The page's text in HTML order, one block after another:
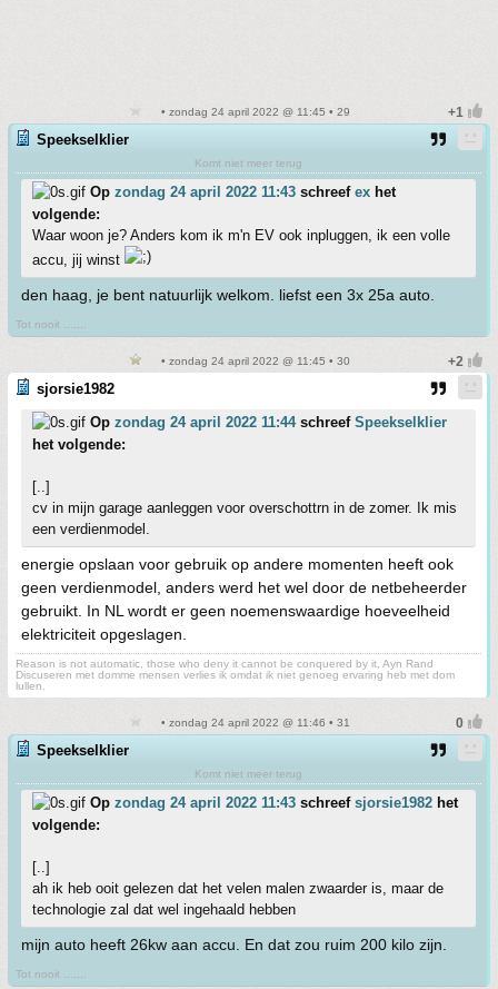
• zondag 24 april 2022 @ 11:45 • 29
Speekselklier
Komt niet meer terug
Op zondag 24 april 2022 11:43 schreef ex het
volgende:
Waar woon je? Anders kom ik m'n EV ook inpluggen, ik een volle
accu, jij winst
den haag, je bent natuurlijk welkom. liefst een 3x 25a auto.
Tot nooit .......
• zondag 24 april 2022 @ 11:45 • 30
sjorsie1982
Op zondag 24 april 2022 11:44schreef Speekselklier
het volgende:
[..]
cv in mijn garage aanleggen voor overschottrn in de zomer. Ik mis
een verdienmodel.
energie opslaan voor gebruik op andere momenten heeft ook
geen verdienmodel, anders werd het wel door de netbeheerder
gebruikt. In NL wordt er geen noemenswaardige hoeveelheid
elektriciteit opgeslagen.
Reason is not automatic, those who deny it cannot be conquered by it, Ayn Rand
Discuseren met domme mensen verlies ik omdat ik niet genoeg ervaring heb met dom
lullen.
• zondag 24 april 2022 @ 11:46 • 31
Speekselklier
Komt niet meer terug
Op zondag 24 april 2022 11:43 schreef sjorsie1982 het
volgende:
[..]
ah ik heb ooit gelezen dat het velen malen zwaarder is, maar de
technologie zal dat wel ingehaald hebben
mijn auto heeft 26kw aan accu. En dat zou ruim 200 kilo zijn.
Tot nooit .......